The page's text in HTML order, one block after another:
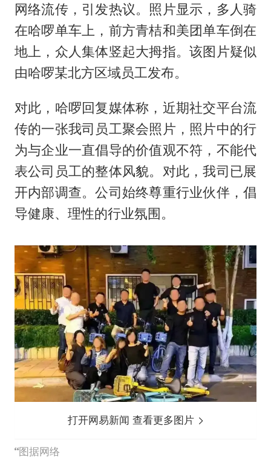
网络流传，引发热议。照片显示，多人骑
在哈啰单车上，前方青桔和美团单车倒在
地上，众人集体竖起大拇指。该图片疑似
由哈啰某北方区域员工发布。
对此，哈啰回复媒体称，近期社交平台流
传的一张我司员工聚会照片，照片中的行
为与企业一直倡导的价值观不符，不能代
表公司员工的整体风貌。对此，我司已展
开内部调查。公司始终尊重行业伙伴，倡
导健康、理性的行业氛围。
打开网易新闻 查看更多图片
图据网络